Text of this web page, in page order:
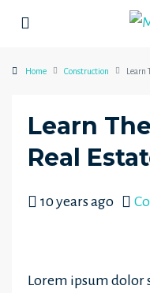
Home Construction Learn
Learn
Real
10 years ago
Lorem ipsum dolor